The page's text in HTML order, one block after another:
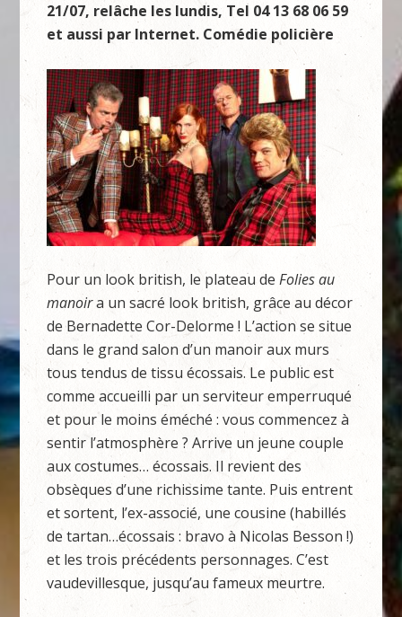
21/07, relâche les lundis, Tel 04 13 68 06 59
et aussi par Internet. Comédie policière
Pour un look british, le plateau deFolies au
manoira un sacré look british, grâce au décor
de Bernadette Cor-Delorme ! L’action se situe
dans le grand salon d’un manoir aux murs
tous tendus de tissu écossais. Le public est
comme accueilli par un serviteur emperruqué
et pour le moins éméché : vous commencez à
sentir l’atmosphère ? Arrive un jeune couple
aux costumes… écossais. Il revient des
obsèques d’une richissime tante. Puis entrent
et sortent, l’ex-associé, une cousine (habillés
de tartan…écossais : bravo à Nicolas Besson !)
et les trois précédents personnages. C’est
vaudevillesque, jusqu’au fameux meurtre.